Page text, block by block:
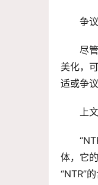
争
尽
美化，
适或争议
上
体，它
“NTR”